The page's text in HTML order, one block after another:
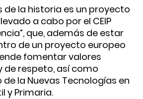
de la historia es un proyecto
a cabo por el CEIP
que, además de estar
de un proyecto europeo
fomentar valores
de respeto, así como
la Nuevas Tecnologías en
y Primaria.